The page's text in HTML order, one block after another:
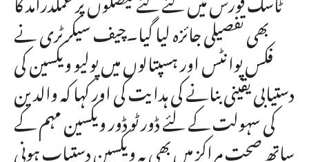
بھی تفصیلی جائزہ لیا گیا۔چیف سیکرٹری نے
فکس پوانٹس اور ہسپتالوں میں پولیو ویکسین کی
دستیابی یقینی بنانے کی ہدایت کی اور کہا کہ والدین
کی سہولت کے لئے ڈور ٹو ڈور ویکسین مہم کے
ساتھ صحت مراکز میں بھی یہ ویکسین دستیاب ہونی